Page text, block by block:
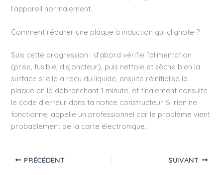
l’appareil normalement.
Comment réparer une plaque à induction qui clignote ?
Suis cette progression : d’abord vérifie l’alimentation
(prise, fusible, disjoncteur), puis nettoie et sèche bien la
surface si elle a reçu du liquide, ensuite réinitialise la
plaque en la débranchant 1 minute, et finalement consulte
le code d’erreur dans ta notice constructeur. Si rien ne
fonctionne, appelle un professionnel car le problème vient
probablement de la carte électronique.
PRÉCÉDENT SUIVANT